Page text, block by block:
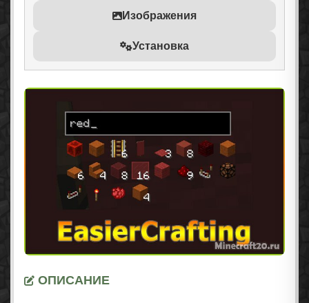
Изображения
Установка
ОПИСАНИЕ